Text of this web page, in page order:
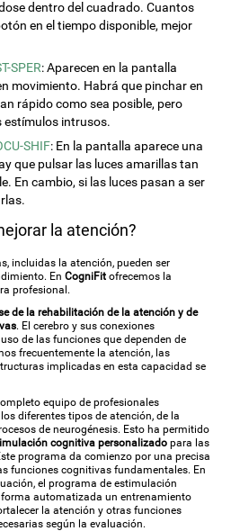
dentro del cuadrado. Cuantos
en el tiempo disponible, mejor
SPER: Aparecen en la pantalla
movimiento. Habrá que pinchar en
rápido como sea posible, pero
estímulos intrusos.
SHIF: En la pantalla aparece una
que pulsar las luces amarillas tan
En cambio, si las luces pasan a ser
la atención?
incluidas la atención, pueden ser
EnCogniFit ofrecemos la
profesional.
de la rehabilitación de la atención y de
. El cerebro y sus conexiones
de las funciones que dependen de
frecuentemente la atención, las
implicadas en esta capacidad se
equipo de profesionales
diferentes tipos de atención, de la
de neurogénesis. Esto ha permitido
cognitiva personalizado para las
programa da comienzo por una precisa
funciones cognitivas fundamentales. En
el programa de estimulación
forma automatizada un entrenamiento
la atención y otras funciones
según la evaluación.